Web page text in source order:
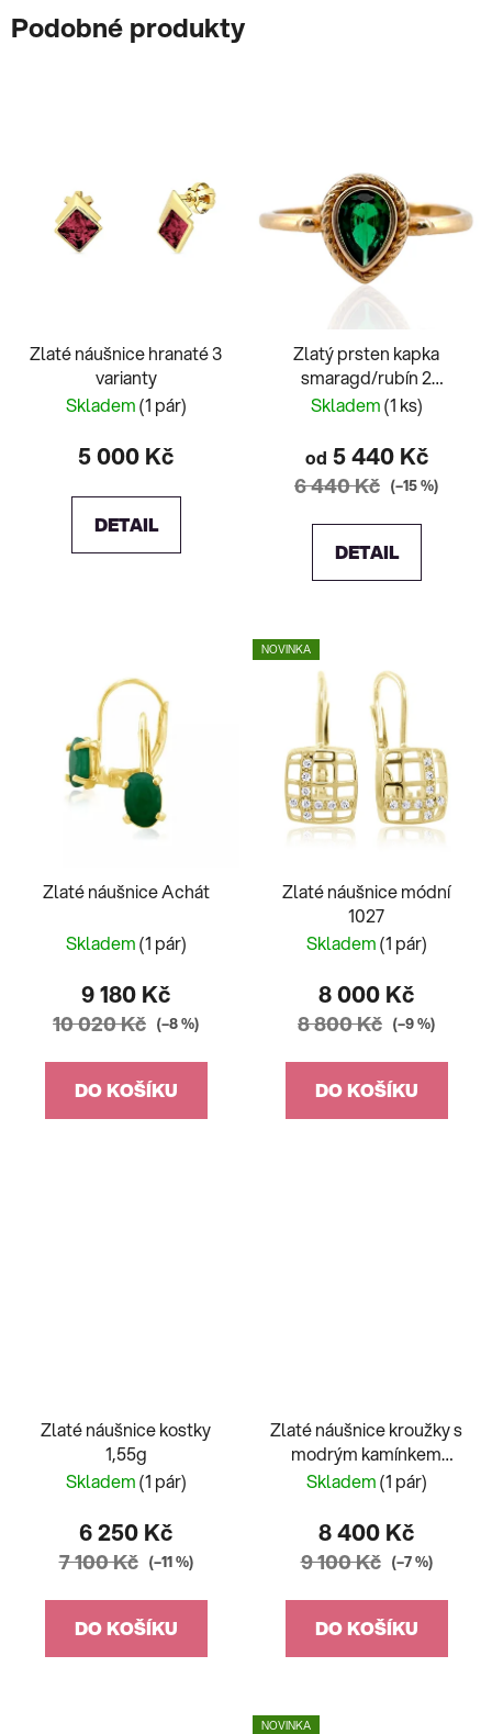
Podobné produkty
Zlaté náušnice hranaté 3
varianty
Skladem(1 pár)
5 000 Kč
DETAIL
Zlatý prsten kapka
smaragd/rubín 2
varianty
Skladem(1 ks)
od 5 440 Kč
6 440 Kč (–15 %)
DETAIL
Zlaté náušnice Achát
Skladem(1 pár)
9 180 Kč
10 020 Kč (–8 %)
DO KOŠÍKU
NOVINKA
Zlaté náušnice módní
1027
Skladem(1 pár)
8 000 Kč
8 800 Kč (–9 %)
DO KOŠÍKU
Zlaté náušnice kostky
1,55g
Skladem(1 pár)
6 250 Kč
7 100 Kč (–11 %)
DO KOŠÍKU
Zlaté náušnice kroužky s
modrým kamínkem
1,95g
Skladem(1 pár)
8 400 Kč
9 100 Kč (–7 %)
DO KOŠÍKU
NOVINKA